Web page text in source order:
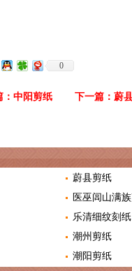
0
中阳剪纸 下一篇： 蔚
蔚县剪纸
医巫闾山满
乐清细纹刻纸
潮州剪纸
潮阳剪纸